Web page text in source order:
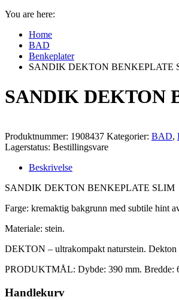
You are here:
Home
BAD
Benkeplater
SANDIK DEKTON BENKEPLATE
SANDIK DEKTON
Produktnummer: 1908437 Kategorier: BAD,
Lagerstatus: Bestillingsvare
Beskrivelse
SANDIK DEKTON BENKEPLATE SLIM
Farge: kremaktig bakgrunn med subtile hint
Materiale: stein.
DEKTON – ultrakompakt naturstein. Dekton
PRODUKTMÅL: Dybde: 390 mm. Bredde:
Handlekurv